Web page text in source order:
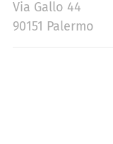
Via Gallo 44
90151 Palermo